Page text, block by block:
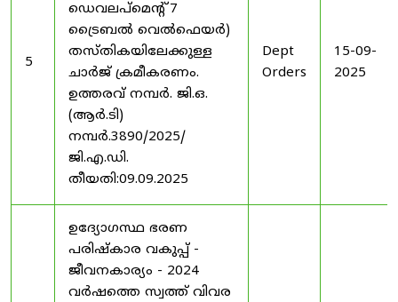
5
ഡെവലപ്മെന്റ് 7
ട്രൈബൽ വെൽഫെയർ)
തസ്തികയിലേക്കുള്ള
ചാർജ് ക്രമീകരണം.
ഉത്തരവ് നമ്പർ. ജി.ഒ.
(ആർ.ടി)
നമ്പർ.3890/2025/
ജി.എ.ഡി.
തീയതി:09.09.2025
Dept
Orders
15-09-
2025
ഉദ്യോഗസ്ഥ ഭരണ
പരിഷ്കാര വകുപ്പ് -
ജീവനകാര്യം - 2024
വർഷത്തെ സ്വത്ത് വിവര